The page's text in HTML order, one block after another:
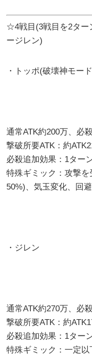
☆4戦目(3戦目を2ター
ージレン)
・トッポ(破壊神モー
通常ATK約200万、必
撃破所要ATK：約
必殺追加効果：1ター
特殊ギミック：攻撃
50%)、気玉変化、回
・ジレン
通常ATK約270万、必
撃破所要ATK：約
必殺追加効果：1ター
特殊ギミック：一定